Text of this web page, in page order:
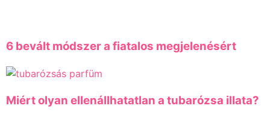
6 bevált módszer a fiatalos megjelenésért
Miért olyan ellenállhatatlan a tubarózsa illata?